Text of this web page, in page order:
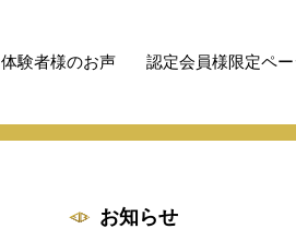
体験者様のお声 認定会員様限定ペー
お知らせ